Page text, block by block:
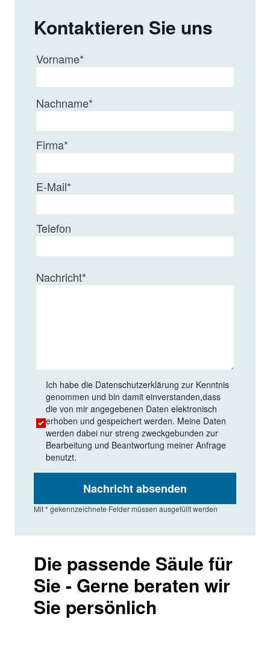
Kontaktieren Sie uns
Vorname*
Nachname*
Firma*
E-Mail*
Telefon
Nachricht*
Ich habe die Datenschutzerklärung zur Kenntnis
genommen und bin damit einverstanden,dass
die von mir angegebenen Daten elektronisch
erhoben und gespeichert werden. Meine Daten
werden dabei nur streng zweckgebunden zur
Bearbeitung und Beantwortung meiner Anfrage
benutzt.
Nachricht absenden
Mit * gekennzeichnete Felder müssen ausgefüllt werden
Die passende Säule für
Sie - Gerne beraten wir
Sie persönlich